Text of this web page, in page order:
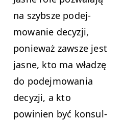
na szyb­sze pode­j­
mowanie decyzji,
ponieważ zawsze jest
jasne, kto ma władzę
do pode­j­mowa­nia
decyzji, a kto
powinien być kon­sul­